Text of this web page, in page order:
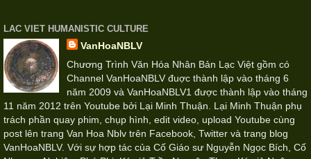
LAC VIET HUMANISTIC CULTURE
VanHoaNBLV
Chương Trình Văn Hóa Nhân Bản Lạc Việt gồm có
Channel VanHoaNBLV đuợc thành lập vào tháng 6
năm 2009 và VanHoaNBLV1 được thành lập vào tháng
11 năm 2012 trên Youtube bởi Lại Minh Thuận. Lại Minh Thuận phụ
trách phần quay phim, chụp hình, edit video, upload Youtube cùng
post lên trang Van Hoa Nblv trên Facebook, Twitter và trang blog
VanHoaNBLV. Với sự hợp tác của Cố Giáo sư Nguyễn Ngọc Bích, Cố